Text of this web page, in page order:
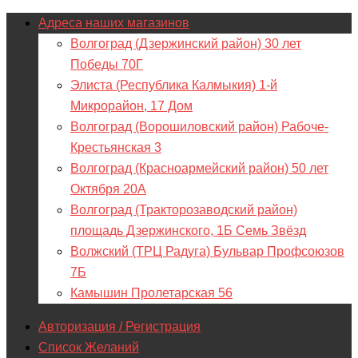
Адреса наших магазинов
Волгоград (Дзержинский район) 30 лет
Победы 70Г
Элиста (Республика Калмыкия) 1-й
Микрорайон, 17 Дом
Волгоград (Ворошиловский район) Рабоче-
Крестьянская 3
Волгоград (Красноармейский район) 50 лет
Октября 20А
Волгоград (Тракторозаводский район)
площадь Дзержинского, 1Б Семь Звёзд
Волжский (ТРЦ Радуга) Бульвар Профсоюзов
7Б
Камышин Пролетарская 56
Авторизация / Регистрация
Список Желаний